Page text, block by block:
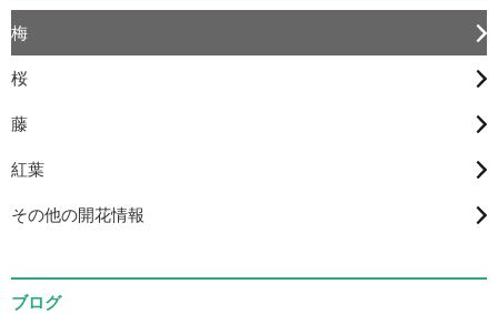
梅
桜
藤
紅葉
その他の開花情報
ブログ